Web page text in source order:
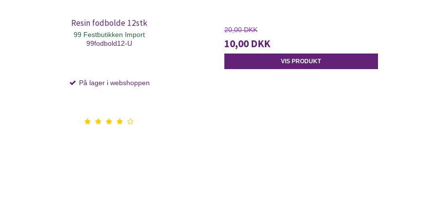
Resin fodbolde 12stk
99 Festbutikken Import
99fodbold12-U
På lager i webshoppen
20,00 DKK
10,00 DKK
VIS PRODUKT